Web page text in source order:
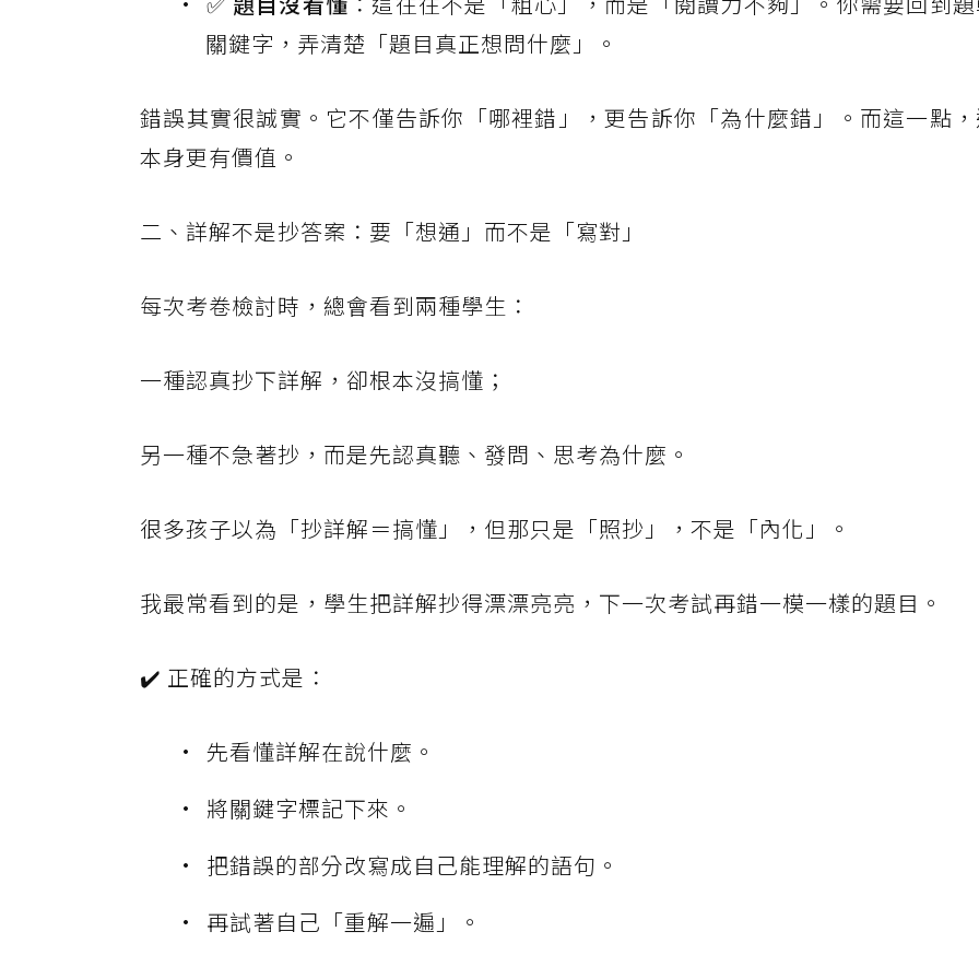
關鍵字，弄清楚「題目真正想問什麼」。
錯誤其實很誠實。它不僅告訴你「哪裡錯」，更告訴你「為什麼錯」。而這一點
本身更有價值。
二、詳解不是抄答案：要「想通」而不是「寫對」
每次考卷檢討時，總會看到兩種學生：
一種認真抄下詳解，卻根本沒搞懂；
另一種不急著抄，而是先認真聽、發問、思考為什麼。
很多孩子以為「抄詳解＝搞懂」，但那只是「照抄」，不是「內化」。
我最常看到的是，學生把詳解抄得漂漂亮亮，下一次考試再錯一模一樣的題目。
✔️ 正確的方式是：
先看懂詳解在說什麼。
將關鍵字標記下來。
把錯誤的部分改寫成自己能理解的語句。
再試著自己「重解一遍」。